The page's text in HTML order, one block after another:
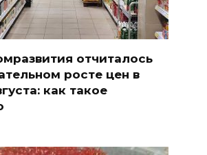
отчиталось
росте цен в
как такое